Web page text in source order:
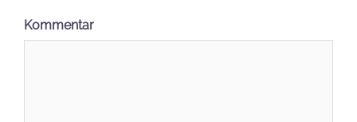
Kommentar